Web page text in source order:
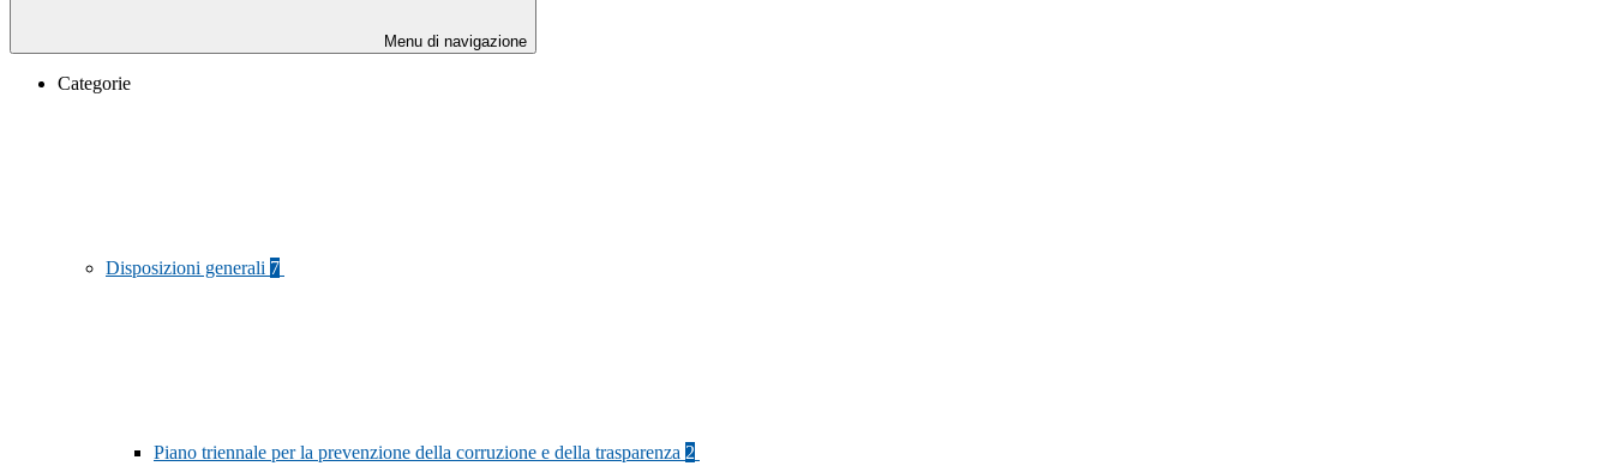
Menu di navigazione
Categorie
Disposizioni generali 7
Piano triennale per la prevenzione della corruzione e della trasparenza 2